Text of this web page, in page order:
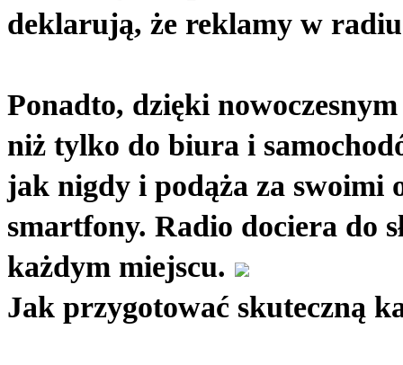
deklarują, że reklamy w
Ponadto, dzięki
niż tylko do biura i
jak nigdy i podąża za swoimi
smartfony. Radio dociera do
każdym miejscu.
Jak przygotować skuteczną